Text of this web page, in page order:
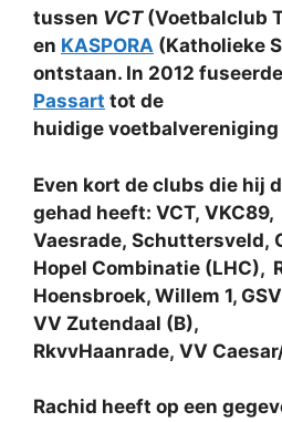
tussen VCT(Voetbalclub
en KASPORA (Katholieke
ontstaan. In 2012
Passart tot de
huidige voetbalvereniging
Even kort de clubs die hij
gehad heeft: VCT, VKC89,
Vaesrade, Schuttersveld,
Hopel Combinatie (LHC),
Hoensbroek, Willem 1,
VV Zutendaal (B),
RkvvHaanrade, VV
Rachid heeft op een